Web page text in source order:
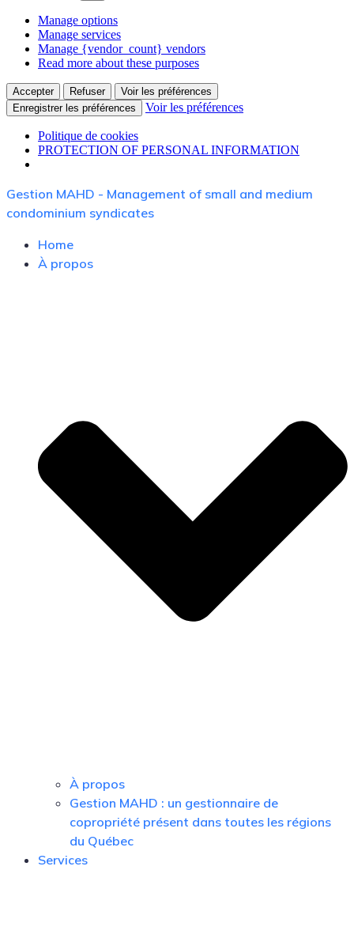
Manage options
Manage services
Manage {vendor_count} vendors
Read more about these purposes
Accepter Refuser
Voir les préférences
Enregistrer les préférences
Voir les préférences
Politique de cookies
PROTECTION OF PERSONAL INFORMATION
Skip
content
Gestion MAHD - Management of small and medium
condominium syndicates
Home
À propos
À propos
Gestion MAHD : un gestionnaire de
copropriété présent dans toutes les régions
du Québec
Services